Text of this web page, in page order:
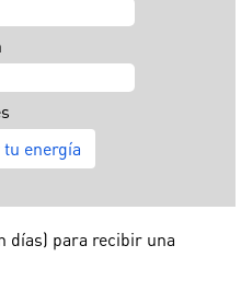
días) para recibir una